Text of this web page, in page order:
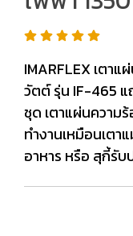
IMARFLEX เตาแ
วัตต์ รุ่น IF-465
ชุด เตาแผ่นความ
ทำงานเหมือนเตา
อาหาร หรือ สุกี้รับ